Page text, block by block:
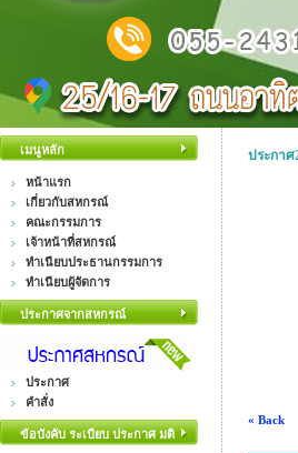
เมนูหลัก
หน้าแรก
เกี่ยวกับสหกรณ์
คณะกรรมการ
เจ้าหน้าที่สหกรณ์
ทำเนียบประธานกรรมการ
ทำเนียบผู้จัดการ
ประกาศจากสหกรณ์
ประกาศ
คำสั่ง
ข้อบังคับ ระเบียบ ประกาศ มติ
ประกาศ
« Back